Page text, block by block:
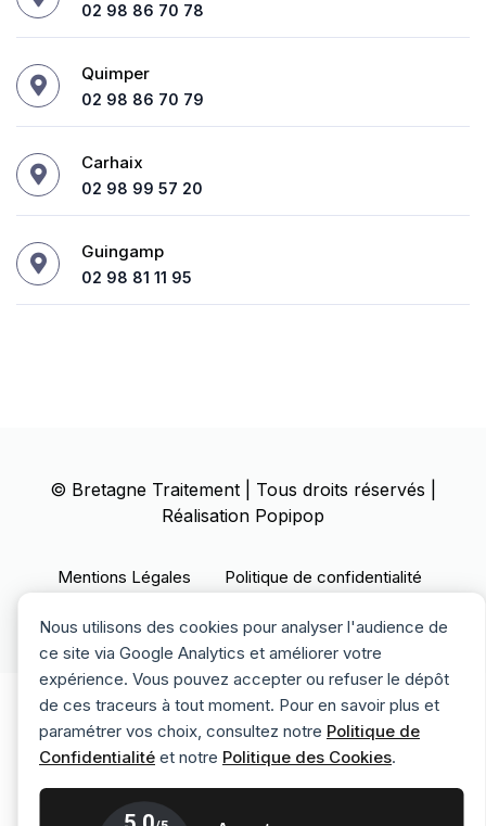
Nous utilisons des cookies pour analyser l'audience de
ce site via Google Analytics et améliorer votre
expérience. Vous pouvez accepter ou refuser le dépôt
de ces traceurs à tout moment. Pour en savoir plus et
paramétrer vos choix, consultez notre Politique de
Confidentialité et notre Politique des Cookies.
02 98 86 70 78
Quimper
02 98 86 70 79
Carhaix
02 98 99 57 20
Guingamp
02 98 81 11 95
© Bretagne Traitement | Tous droits réservés |
Réalisation Popipop
Mentions Légales
Politique de confidentialité